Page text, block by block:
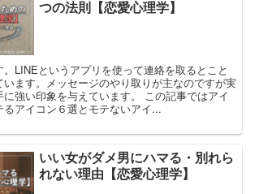
つの法則【恋愛心理学】
LINEというアプリを使って連絡を取るとこと
ます。メッセージのやり取りが主なのですが実
強い印象を与えています。 この記事ではアイ
るアイコン６選とモテないアイ...
いい女がダメ男にハマる・別れら
れない理由【恋愛心理学】